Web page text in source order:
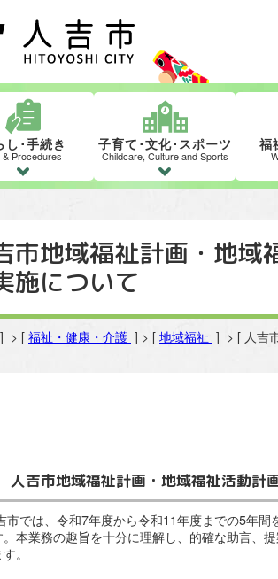
し･手続き
& Procedures
子育て･文化･スポーツ
Childcare, Culture and Sports
福
市地域福祉計画・地域
施について
] > [ 福祉・健康・介護 ] > [ 地域福祉 ] > [ 人吉
人吉市地域福祉計画・地域福祉活動計
市では、令和7年度から令和11年度までの5年
。本業務の趣旨を十分に理解し、 的確な助言、
。